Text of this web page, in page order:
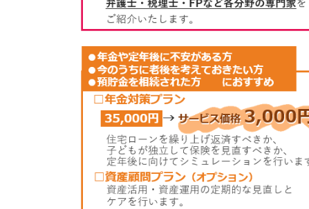
不動
産の
査
相続
不動
産売
却サ
ポー
ト
1.
1.
1.
4
相続
税の